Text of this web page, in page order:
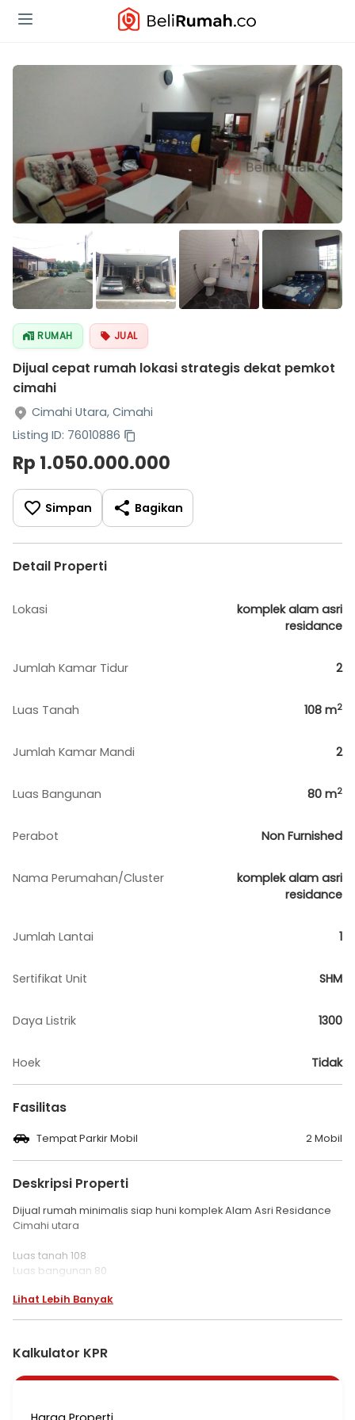
RUMAH JUAL
Dijual cepat rumah lokasi strategis dekat pemkot
cimahi
Cimahi Utara, Cimahi
Listing ID: 76010886
Rp 1.050.000.000
Simpan Bagikan
Detail Properti
Lokasi
komplek alam asri
residance
Jumlah Kamar Tidur 2
Luas Tanah 108 m2
Jumlah Kamar Mandi 2
Luas Bangunan 80 m2
Perabot Non Furnished
Nama Perumahan/Cluster
komplek alam asri
residance
Jumlah Lantai 1
Sertifikat Unit SHM
Daya Listrik 1300
Hoek Tidak
Fasilitas
Tempat Parkir Mobil 2 Mobil
Deskripsi Properti
Dijual rumah minimalis siap huni komplek Alam Asri Residance
Cimahi utara
Luas tanah 108
Luas bangunan 80
Kamar mandi 1
SHM&IMB
Air artesis
Listrik 3500watt
Lihat Lebih Banyak
Kalkulator KPR